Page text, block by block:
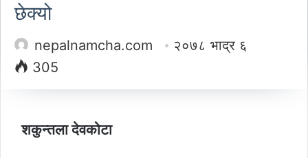
छेक्यो
nepalnamcha.com
२०७८ भाद्र ६
305
शकुन्तला देवकोटा